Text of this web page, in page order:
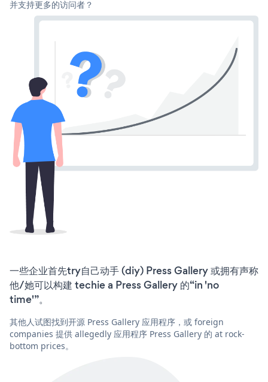
并支持更多的访问者？
一些企业首先try自己动手 (diy) Press Gallery 或拥有声称
他/她可以构建 techie a Press Gallery 的“in 'no
time'”。
其他人试图找到开源 Press Gallery 应用程序，或 foreign
companies 提供 allegedly 应用程序 Press Gallery 的 at rock-
bottom prices。